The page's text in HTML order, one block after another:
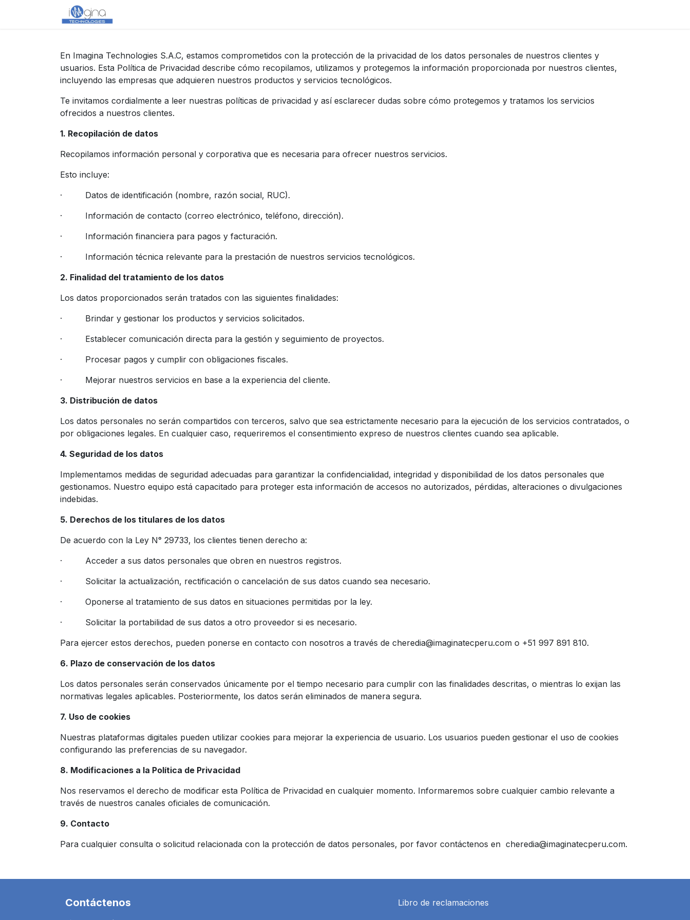
En Imagina Technologies S.A.C, estamos comprometidos con la protección de la privacidad de los datos personales de nuestros clientes y
usuarios. Esta Política de Privacidad describe cómo recopilamos, utilizamos y protegemos la información proporcionada por nuestros clientes,
incluyendo las empresas que adquieren nuestros productos y servicios tecnológicos.
Te invitamos cordialmente a leer nuestras políticas de privacidad y así esclarecer dudas sobre cómo protegemos y tratamos los servicios
ofrecidos a nuestros clientes.
1. Recopilación de datos
Recopilamos información personal y corporativa que es necesaria para ofrecer nuestros servicios.
Esto incluye:
· Datos de identificación (nombre, razón social, RUC).
· Información de contacto (correo electrónico, teléfono, dirección).
· Información financiera para pagos y facturación.
· Información técnica relevante para la prestación de nuestros servicios tecnológicos.
2. Finalidad del tratamiento de los datos
Los datos proporcionados serán tratados con las siguientes finalidades:
· Brindar y gestionar los productos y servicios solicitados.
· Establecer comunicación directa para la gestión y seguimiento de proyectos.
· Procesar pagos y cumplir con obligaciones fiscales.
· Mejorar nuestros servicios en base a la experiencia del cliente.
3. Distribución de datos
Los datos personales no serán compartidos con terceros, salvo que sea estrictamente necesario para la ejecución de los servicios contratados, o
por obligaciones legales. En cualquier caso, requeriremos el consentimiento expreso de nuestros clientes cuando sea aplicable.
4. Seguridad de los datos
Implementamos medidas de seguridad adecuadas para garantizar la confidencialidad, integridad y disponibilidad de los datos personales que
gestionamos. Nuestro equipo está capacitado para proteger esta información de accesos no autorizados, pérdidas, alteraciones o divulgaciones
indebidas.
5. Derechos de los titulares de los datos
De acuerdo con la Ley N° 29733, los clientes tienen derecho a:
· Acceder a sus datos personales que obren en nuestros registros.
· Solicitar la actualización, rectificación o cancelación de sus datos cuando sea necesario.
· Oponerse al tratamiento de sus datos en situaciones permitidas por la ley.
· Solicitar la portabilidad de sus datos a otro proveedor si es necesario.
Para ejercer estos derechos, pueden ponerse en contacto con nosotros a través de cheredia@imaginatecperu.com o +51 997 891 810.
6. Plazo de conservación de los datos
Los datos personales serán conservados únicamente por el tiempo necesario para cumplir con las finalidades descritas, o mientras lo exijan las
normativas legales aplicables. Posteriormente, los datos serán eliminados de manera segura.
7. Uso de cookies
Nuestras plataformas digitales pueden utilizar cookies para mejorar la experiencia de usuario. Los usuarios pueden gestionar el uso de cookies
configurando las preferencias de su navegador.
8. Modificaciones a la Política de Privacidad
Nos reservamos el derecho de modificar esta Política de Privacidad en cualquier momento. Informaremos sobre cualquier cambio relevante a
través de nuestros canales oficiales de comunicación.
9. Contacto
Para cualquier consulta o solicitud relacionada con la protección de datos personales, por favor contáctenos en cheredia@imaginatecperu.com.
Contáctenos
Libro de reclamaciones